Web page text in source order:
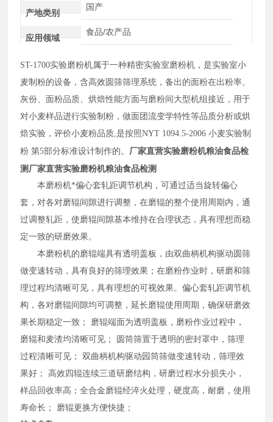
产地类别
国产
应用领域
食品/农产品
ST-1700实验磨粉机属于一种精密实验室磨粉机，是实验室小
麦制粉的设备，含高效圆筛筛理系统，备出的面粉在出粉率、
灰份、面粉品质、烘焙性能方面与磨粉间大型机组接近，用于
对小麦样品进行实验制粉，做面团流变学特性等品质分析或烘
焙实验，评价小麦粉品质 ,是按照NYT 1094.5-2006 小麦实验制
粉 第5部分标准设计制作的。 厂家直营实验磨粉机粮油食品检
测厂家直营实验磨粉机粮油食品检测
本磨粉机*偏心套轧距调节机构，可通过适当旋转偏心
套，对各对磨辊间隙进行调整，在磨辊的整个使用周期内，通
过调整轧距，使磨辊间隙基本维持在合理状态，具有理想而稳
定一致的研磨效果。
本磨粉机的磨辊端具有透明盖板，由双曲柄机构驱动圆筛
做变速转动，具有良好的筛理效果；在磨粉作业时，研磨和筛
理过程均清晰可见，具有理想的可视效果。偏心套轧距调节机
构，各对磨辊间隙均可调整，延长磨辊使用周期，确保研磨效
果长期稳定一致； 磨辊端面为透明盖板，磨粉作业过程中，
磨辊和麦渣均清晰可见； 圆筒筛置于透明的密封罩中，筛理
过程清晰可见； 双曲柄机构驱动园筒筛做变速转动，筛理效
果好； 高效四辊连续三道研磨结构，研磨过程水分损失小，
样品回收率高；全合金磨辊经淬火处理，硬度高，耐磨，使用
寿命长； 磨辊更换方便快捷；